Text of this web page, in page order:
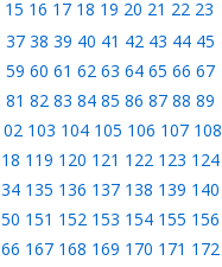
15 16 17 18 19 20 21 22 23
37 38 39 40 41 42 43 44 45
59 60 61 62 63 64 65 66 67
81 82 83 84 85 86 87 88 89
103 104 105 106 107 108
119 120 121 122 123 124
135 136 137 138 139 140
151 152 153 154 155 156
167 168 169 170 171 172